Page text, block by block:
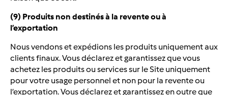
(9) Produits non destinés à la revente ou à
l’exportation
Nous vendons et expédions les produits uniquement aux
clients finaux. Vous déclarez et garantissez que vous
achetez les produits ou services sur le Site uniquement
pour votre usage personnel et non pour la revente ou
l’exportation. Vous déclarez et garantissez en outre que